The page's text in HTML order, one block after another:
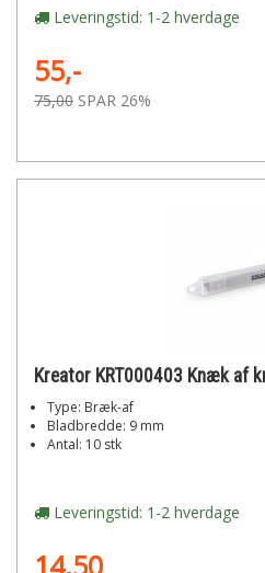
Leveringstid: 1-2 hverdage
55,-
75,00 SPAR 26%
Kreator KRT000403 Knæk af
Type: Bræk-af
Bladbredde: 9 mm
Antal: 10 stk
Leveringstid: 1-2 hverdage
14,50